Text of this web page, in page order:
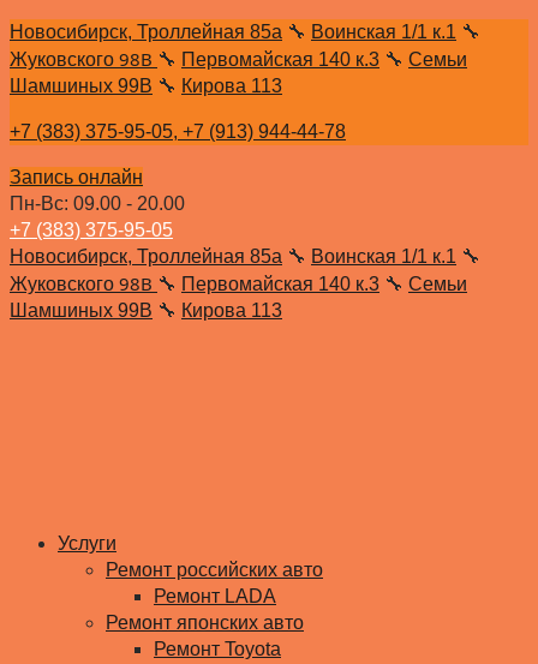
Новосибирск, Троллейная 85а 🔧 Воинская 1/1 к.1 🔧
Жуковского 98В 🔧 Первомайская 140 к.3 🔧 Семьи
Шамшиных 99В 🔧 Кирова 113
+7 (383) 375-95-05, +7 (913) 944-44-78
Запись онлайн
Пн-Вс: 09.00 - 20.00
+7 (383) 375-95-05
Новосибирск, Троллейная 85а 🔧 Воинская 1/1 к.1 🔧
Жуковского 98В 🔧 Первомайская 140 к.3 🔧 Семьи
Шамшиных 99В 🔧 Кирова 113
Услуги
Ремонт российских авто
Ремонт LADA
Ремонт японских авто
Ремонт Toyota